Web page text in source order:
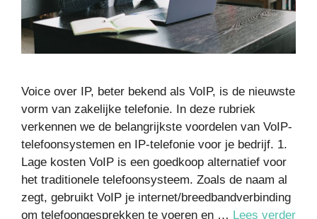
Voice over IP, beter bekend als VoIP, is de nieuwste
vorm van zakelijke telefonie. In deze rubriek
verkennen we de belangrijkste voordelen van VoIP-
telefoonsystemen en IP-telefonie voor je bedrijf. 1.
Lage kosten VoIP is een goedkoop alternatief voor
het traditionele telefoonsysteem. Zoals de naam al
zegt, gebruikt VoIP je internet/breedbandverbinding
om telefoongesprekken te voeren en … Lees verder